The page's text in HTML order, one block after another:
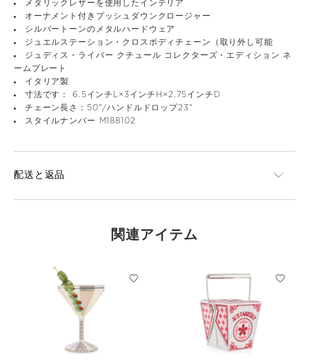
メタリックレザーを使用したインテリア
オーナメント付きプッシュダウンクロージャー
シルバートーンのメタルハードウェア
ジュエルステーション・クロスボディチェーン（取り外し可能
ジュディス・ライバー クチュール コレクターズ・エディション ネ
ームプレート
イタリア製
寸法です： 6.5インチL×3インチH×2.75インチD
チェーン長さ：50"/ハンドルドロップ23"
スタイルナンバー M188102
配送と返品
関連アイテム